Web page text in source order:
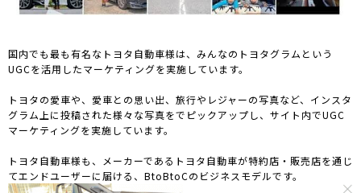
国内でも最も有名なトヨタ自動車様は、みんなのトヨタグラムという
UGCを活用したマーケティングを実施しています。
トヨタの愛車や、愛車との思い出、旅行やレジャーの写真など、インスタ
グラム上に投稿された様々な写真をでピックアップし、サイト内でUGC
マーケティングを実施しています。
トヨタ自動車様も、メーカーであるトヨタ自動車が特約店・販売店を通じ
てエンドユーザーに届ける、BtoBtoCのビジネスモデルです。